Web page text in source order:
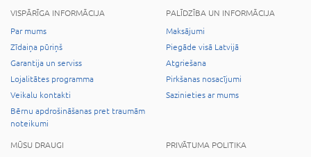
VISPĀRĪGA INFORMĀCIJA
Par mums
Zīdaiņa pūriņš
Garantija un serviss
Lojalitātes programma
Veikalu kontakti
Bērnu apdrošināšanas pret traumām
noteikumi
PALĪDZĪBA UN INFORMĀCIJA
Maksājumi
Piegāde visā Latvijā
Atgriešana
Pirkšanas nosacījumi
Sazinieties ar mums
MŪSU DRAUGI
PRIVĀTUMA POLITIKA